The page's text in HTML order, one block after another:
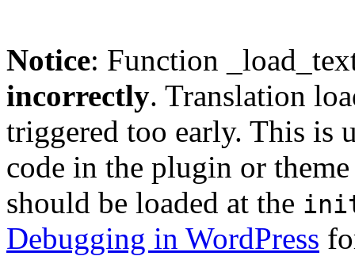
Notice: Function
incorrectly. Translation
triggered too early. This is
code in the plugin or
should be loaded at the
Debugging in WordPress